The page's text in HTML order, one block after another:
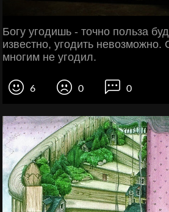
Богу угодишь - точно польза
известно, угодить невозможно.
многим не угодил.
6 0 0